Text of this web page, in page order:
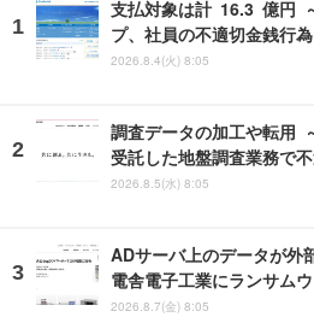
支払対象は計 16.3 億円
プ、社員の不適切金銭行
2026.8.4(火) 8:05
調査データの加工や転用
受託した地盤調査業務で
2026.8.5(水) 8:05
ADサーバ上のデータが
電舎電子工業にランサム
2026.8.7(金) 8:05